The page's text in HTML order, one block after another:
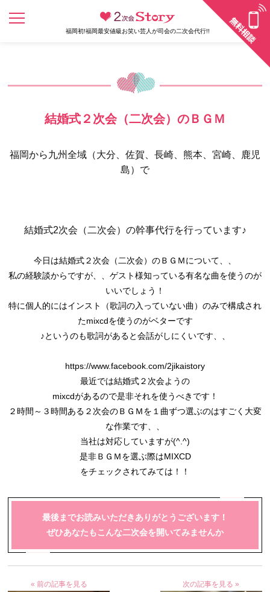
福岡初!福岡最安値級お笑い芸人が司会の二次会代行!!
結婚式２次会（二次会）のＢＧＭ
福岡から九州全域（大分、佐賀、長崎、熊本、宮崎、鹿児
島）で
結婚式2次会（二次会） の幹事代行を行っています♪
今日は結婚式２次会（二次会）のＢＧＭについて、、
私の経験談からですが、、ゲスト様知っている有名な曲を使うのが
いいでしょう！
特に個人的にはインスト（歌詞の入っていない曲）のみで構成され
たmixcdを使うのがベターです
♪というのも歌詞があると会話がしにくいです、、
https://www.facebook.com/2jikaistory
最近では結婚式２次会ようの
mixcdがあるので是非それを使うべきです！
２時間～３時間ある２次会のＢＧＭを１曲ずつ選ぶのはすごく大変
な作業です、、
当社は対応していますが(^.^)
是非ＢＧＭを選ぶ際はMIXCD
をチェックされてみては！！
最後までお読みいただきありがとうございます！
ぜひあなたもこんな二次会を開いてみませんか
« 前の記事を見る 次の記事を見る »